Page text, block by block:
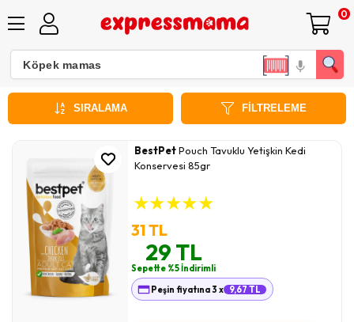
0
FILTRELEME
SIRALAMA
BestPetPouch Tavuklu Yetişkin Kedi
Konservesi 85gr
★★★★★
31 TL
29 TL
Sepette %5 İndirimli
Peşin fiyatına 3 x
9,67 TL